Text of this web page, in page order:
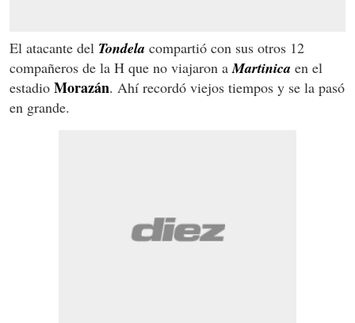
El atacante del Tondela compartió con sus otros 12
compañeros de la H que no viajaron aMartinica en el
estadio Morazán. Ahí recordó viejos tiempos y se la pasó
en grande.